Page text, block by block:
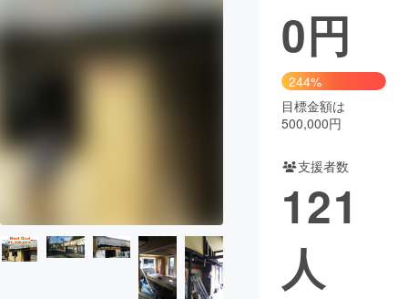
まちづくり・地域活性化
CAMPFIRE for Social Good
CAMPFIRE Creation
コミュニティ
0円
244%
目標金額は
500,000円
支援者数
121
人